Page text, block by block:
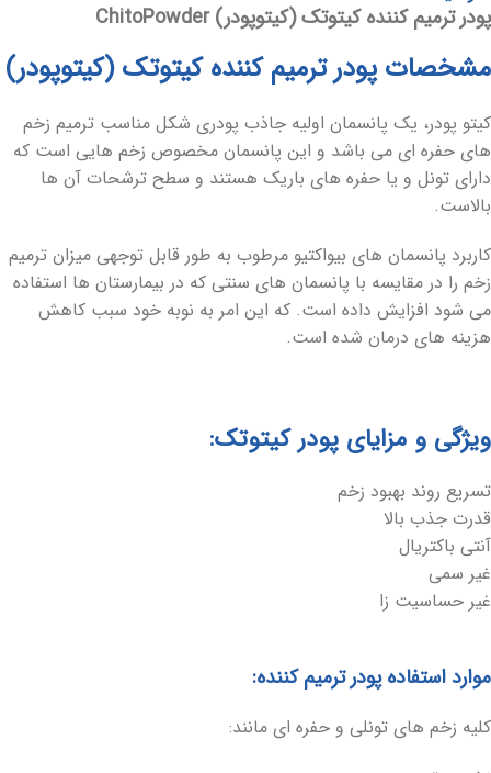
پودر ترمیم کننده کیتوتک (کیتوپودر) ChitoPowder
مشخصات پودر ترمیم کننده کیتوتک (کیتوپودر)
کیتو پودر، یک پانسمان اولیه جاذب پودری شکل مناسب ترمیم زخم
های حفره ای می باشد و این پانسمان مخصوص زخم هایی است که
دارای تونل و یا حفره های باریک هستند و سطح ترشحات آن ها
بالاست.
کاربرد پانسمان های بیواکتیو مرطوب به طور قابل توجهی میزان ترمیم
زخم را در مقایسه با پانسمان های سنتی که در بیمارستان ها استفاده
می شود افزایش داده است. که این امر به نوبه خود سبب کاهش
هزینه های درمان شده است.
ویژگی و مزایای پودر کیتوتک:
تسریع روند بهبود زخم
قدرت جذب بالا
آنتی باکتریال
غیر سمی
غیر حساسیت زا
موارد استفاده پودر ترمیم کننده:
کلیه زخم های تونلی و حفره ای مانند: